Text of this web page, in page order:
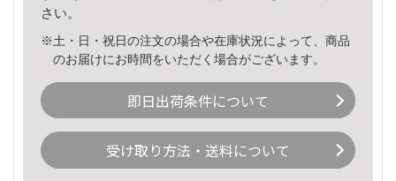
さい。
※土・日・祝日の注文の場合や在庫状況によって、商品
のお届けにお時間をいただく場合がございます。
即日出荷条件について
受け取り方法・送料について